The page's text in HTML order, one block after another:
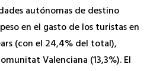
autónomas de destino
en el gasto de los turistas en
(con el 24,4% del total),
Valenciana (13,3%). El